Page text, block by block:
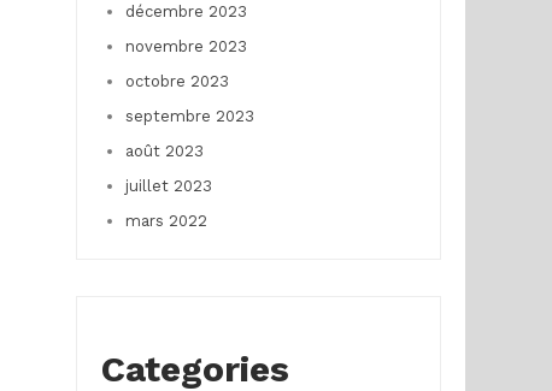
décembre 2023
novembre 2023
octobre 2023
septembre 2023
août 2023
juillet 2023
mars 2022
Categories